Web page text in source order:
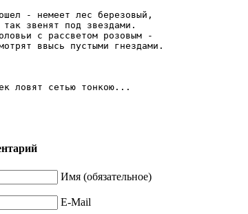
- немеет лес березовый,
звенят под звездами.
с рассветом розовым -
ввысь пустыми гнездами.
ловят сетью тонкою...
Имя (обязательное)
E-Mail